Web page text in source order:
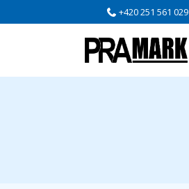
+420 251 561 029